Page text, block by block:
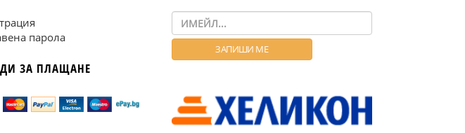
парола
ЗА ПЛАЩАНЕ